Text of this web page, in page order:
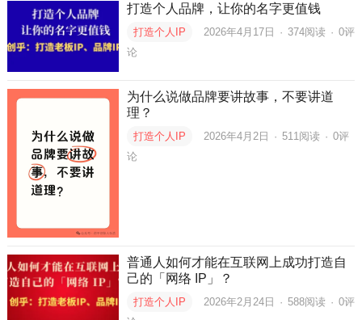
打造个人品牌，让你的名字更值钱
打造个人IP 2026年4月17日 · 374阅读 · 0评
论
为什么说做品牌要讲故事，不要讲道
理？
打造个人IP 2026年4月2日 · 511阅读 · 0评
论
普通人如何才能在互联网上成功打造自
己的「网络 IP」？
打造个人IP 2026年2月24日 · 588阅读 · 0评